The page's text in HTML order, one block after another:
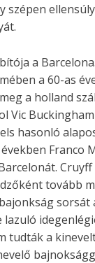
szépen
a
a 60-as
a holland
Vic
hasonló
Franco
Cruyff
tovább
sorsát
lazuló
tudták a